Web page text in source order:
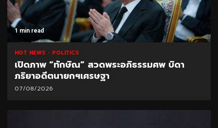
1 min read
HOT NEWS POLITICS
เปิดภาพ “ทักษิณ” สวดพระอภิธรรมศพ บิดา
ภริยาอดีตนายกฯเศรษฐา
07/08/2026